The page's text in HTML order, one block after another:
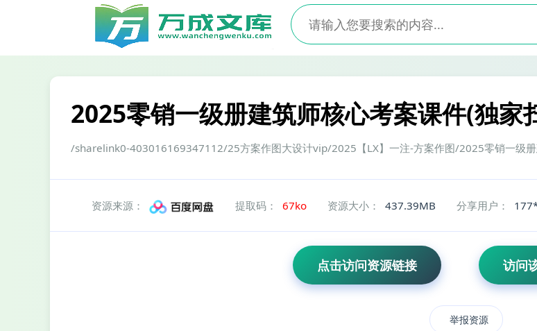
2025零销一级册建筑师核心考案课件(独
/sharelink0-403016169347112/25方案作图大设计vip/2025【LX】一注-方案作图/2025零销一级
资源来源： 提取码： 67ko 资源大小： 437.39MB 分享用户：
点击访问资源链接 访问
举报资源